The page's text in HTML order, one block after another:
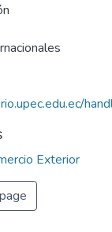
Exterior